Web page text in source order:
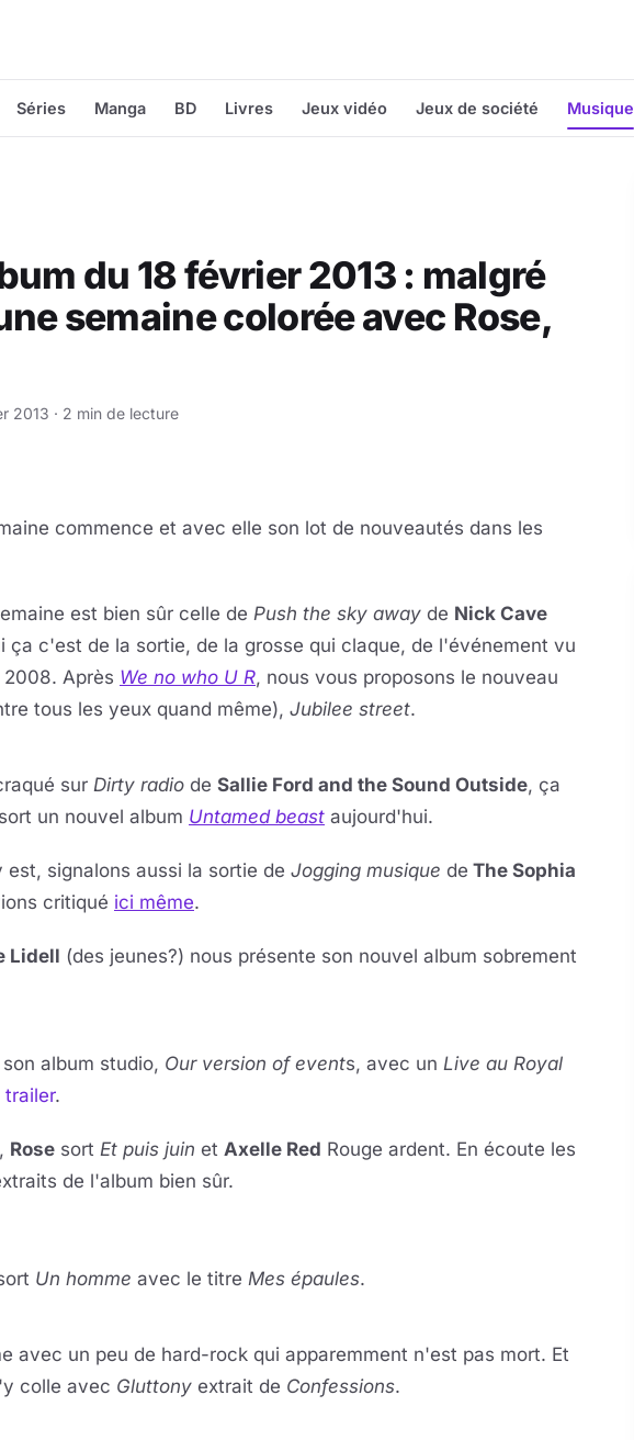
Séries Manga BD Livres Jeux vidéo Jeux de société Musique
du 18 février 2013 : malgré
semaine colorée avec Rose,
2013 · 2 min de lecture
commence et avec elle son lot de nouveautés dans les
est bien sûr celle de Push the sky away de Nick Cave
ça c'est de la sortie, de la grosse qui claque, de l'événement vu
Après We no who U R, nous vous proposons le nouveau
tous les yeux quand même), Jubilee street.
YouTube · le lecteur se charge au clic
sur Dirty radio de Sallie Ford and the Sound Outside, ça
un nouvel album Untamed beast aujourd'hui.
signalons aussi la sortie de Jogging musique de The Sophia
critiqué ici même.
Lidell (des jeunes?) nous présente son nouvel album sobrement
YouTube · le lecteur se charge au clic
album studio, Our version of events, avec un Live au Royal
trailer.
, Rose sort Et puis juin et Axelle Red Rouge ardent. En écoute les
de l'album bien sûr.
YouTube · le lecteur se charge au clic
Un homme avec le titre Mes épaules.
YouTube · le lecteur se charge au clic
avec un peu de hard-rock qui apparemment n'est pas mort. Et
colle avec Gluttony extrait de Confessions.